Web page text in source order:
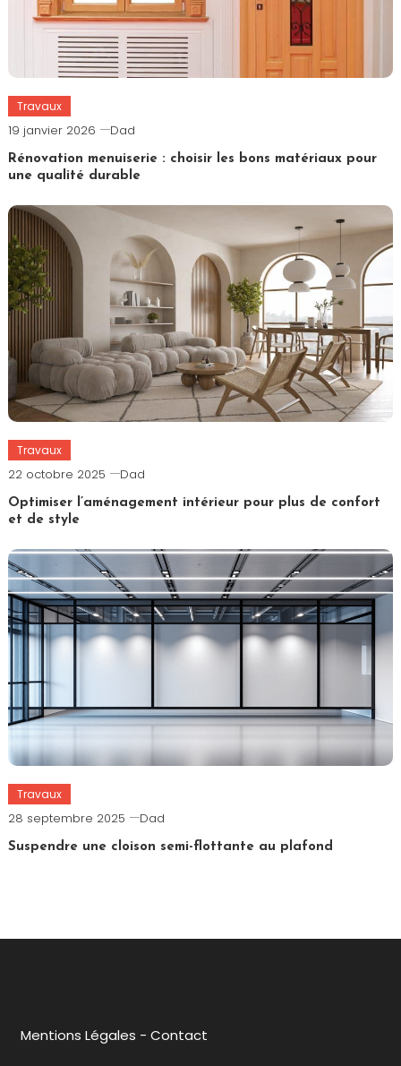
Travaux
19 janvier 2026 Dad
Rénovation menuiserie : choisir les bons matériaux pour
une qualité durable
Travaux
22 octobre 2025 Dad
Optimiser l’aménagement intérieur pour plus de confort
et de style
Travaux
28 septembre 2025 Dad
Suspendre une cloison semi-flottante au plafond
Mentions Légales -Contact